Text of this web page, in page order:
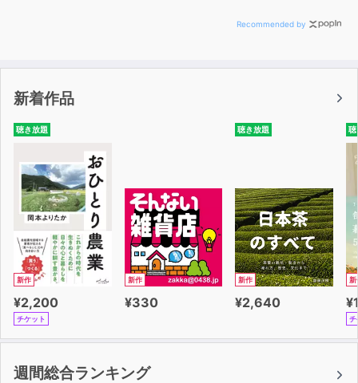
Recommended by
新着作品
聴き放題
新作
¥2,200
チケット
新作
¥330
聴き放題
新作
¥2,640
聴
新
チ
週間総合ランキング